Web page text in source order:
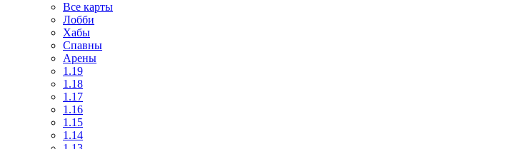
Все карты
Лобби
Хабы
Спавны
Арены
1.19
1.18
1.17
1.16
1.15
1.14